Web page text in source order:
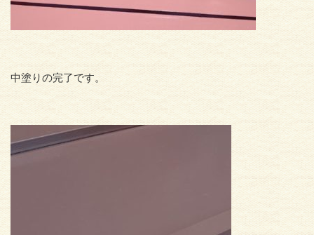
中塗りの完了です。